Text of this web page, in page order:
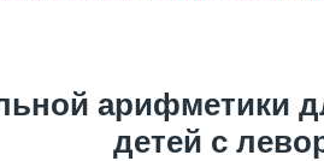
арифметики
детей с